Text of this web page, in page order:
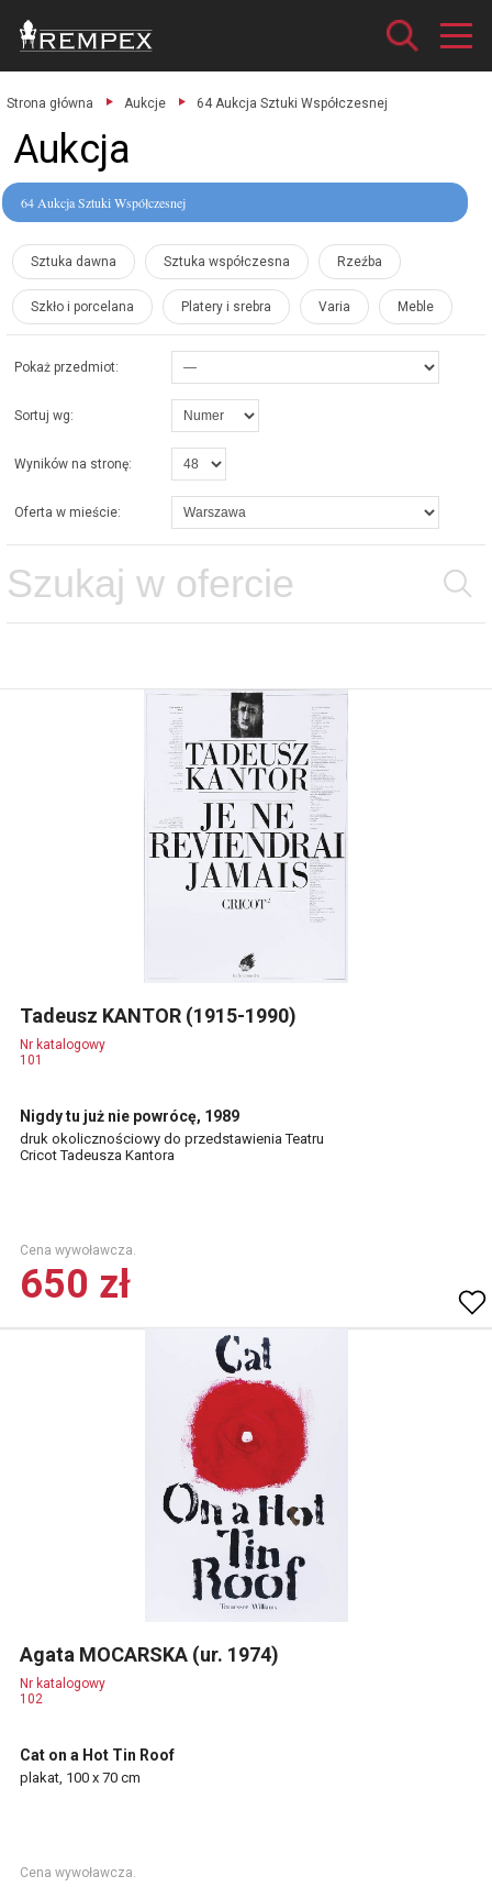
Strona główna Aukcje 64 Aukcja Sztuki Współczesnej
Aukcja
64 Aukcja Sztuki Współczesnej
Sztuka dawna Sztuka współczesna Rzeźba
Szkło i porcelana Platery i srebra Varia Meble
Pokaż przedmiot:
Sortuj wg:
Wyników na stronę:
Oferta w mieście:
Tadeusz KANTOR (1915-1990)
Nr katalogowy
101
Nigdy tu już nie powrócę, 1989
druk okolicznościowy do przedstawienia Teatru
Cricot Tadeusza Kantora
Cena wywoławcza.
650 zł
Agata MOCARSKA (ur. 1974)
Nr katalogowy
102
Cat on a Hot Tin Roof
plakat, 100 x 70 cm
Cena wywoławcza.